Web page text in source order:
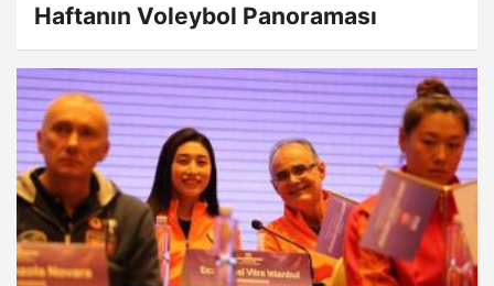
Haftanın Voleybol Panoraması